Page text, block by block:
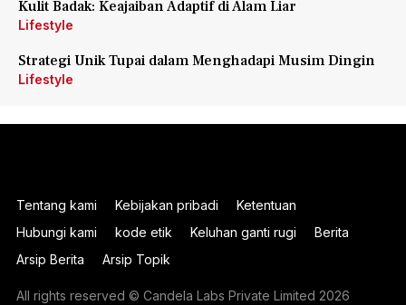
Kulit Badak: Keajaiban Adaptif di Alam Liar
Lifestyle
Strategi Unik Tupai dalam Menghadapi Musim Dingin
Lifestyle
Tentang kami Kebijakan pribadi
Ketentuan
Hubungi kami
kode etik Keluhan ganti rugi
Berita
Arsip Berita
Arsip Topik
All rights reserved © Candela Labs Private Limited 2026